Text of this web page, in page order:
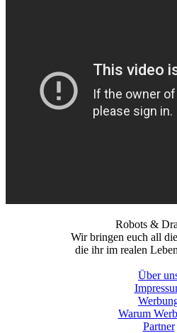
Robots &
Wir bringen euch all
die ihr im realen
Über
Warum
Partner